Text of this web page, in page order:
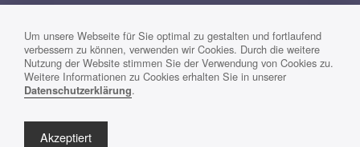
Um unsere Webseite für Sie optimal zu gestalten und fortlaufend
verbessern zu können, verwenden wir Cookies. Durch die weitere
Nutzung der Website stimmen Sie der Verwendung von Cookies zu.
Weitere Informationen zu Cookies erhalten Sie in unserer
Datenschutzerklärung.
Akzeptiert